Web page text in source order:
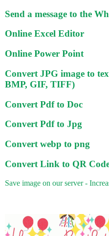
Send a message to the
Online Excel Editor
Online Power Point
Convert JPG image to
BMP, GIF, TIFF)
Convert Pdf to Doc
Convert Pdf to Jpg
Convert webp to png
Convert Link to QR
Save image on our server -